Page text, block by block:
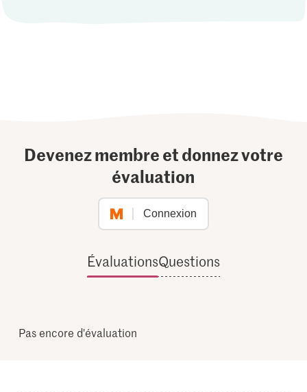
Devenez membre et donnez votre
évaluation
Connexion
ÉvaluationsQuestions
Pas encore d'évaluation